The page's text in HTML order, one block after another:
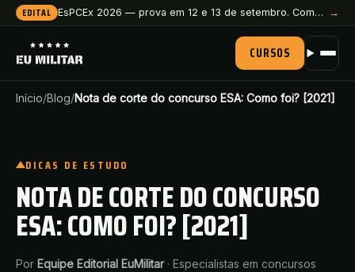
EDITAL EsPCEx 2026 — prova em 12 e 13 de setembro. Comece a preparação agora. →
CURSOS
Início/Blog/Nota de corte do concurso ESA: Como foi? [2021]
DICAS DE ESTUDO
NOTA DE CORTE DO CONCURSO
ESA: COMO FOI? [2021]
Por Equipe Editorial EuMilitar· Especialistas em concursos